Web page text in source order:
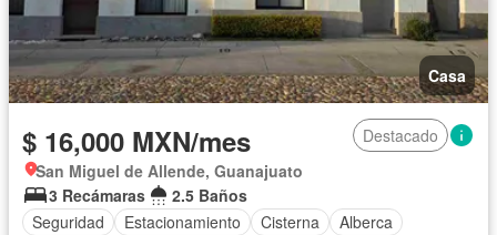
Casa
$ 16,000 MXN/mes
Destacado
San Miguel de Allende, Guanajuato
3 Recámaras
2.5 Baños
Seguridad
Estacionamiento Cisterna
Alberca